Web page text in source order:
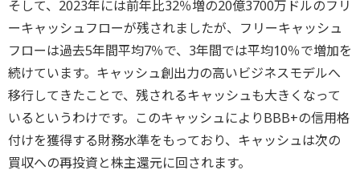
そして、2023年には前年比32％増の20億3700万ドルのフリ
ーキャッシュフローが残されましたが、フリーキャッシュ
フローは過去5年間平均7％で、3年間では平均10％で増加を
続けています。キャッシュ創出力の高いビジネスモデルへ
移行してきたことで、残されるキャッシュも大きくなって
いるというわけです。このキャッシュによりBBB+の信用格
付けを獲得する財務水準をもっており、キャッシュは次の
買収への再投資と株主還元に回されます。